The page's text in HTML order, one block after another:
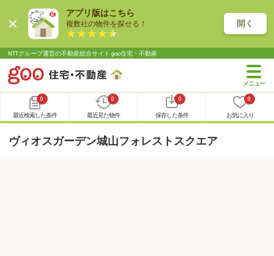
アプリ版はこちら
複数社の物件を探せる！ 開く
NTTグループ運営の不動産総合サイト goo住宅・不動産
0
最近検索した条件
0
最近見た物件
0
保存した条件
0
お気に入り
ヴィオスガーデン城山フォレストスクエア